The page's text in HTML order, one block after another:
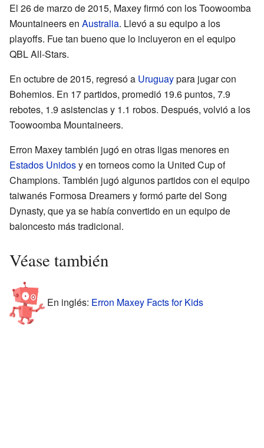
El 26 de marzo de 2015, Maxey firmó con los Toowoomba
Mountaineers en Australia. Llevó a su equipo a los
playoffs. Fue tan bueno que lo incluyeron en el equipo
QBL All-Stars.
En octubre de 2015, regresó a Uruguaypara jugar con
Bohemios. En 17 partidos, promedió 19.6 puntos, 7.9
rebotes, 1.9 asistencias y 1.1 robos. Después, volvió a los
Toowoomba Mountaineers.
Erron Maxey también jugó en otras ligas menores en
Estados Unidosy en torneos como la United Cup of
Champions. También jugó algunos partidos con el equipo
taiwanés Formosa Dreamers y formó parte del Song
Dynasty, que ya se había convertido en un equipo de
baloncesto más tradicional.
Véase también
En inglés: Erron Maxey Facts for Kids